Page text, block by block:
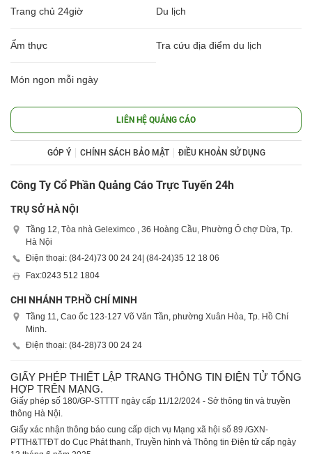
Trang chủ 24giờ Du lịch
Ẩm thực Tra cứu địa điểm du lịch
Món ngon mỗi ngày
LIÊN HỆ QUẢNG CÁO
GÓP Ý CHÍNH SÁCH BẢO MẬT ĐIỀU KHOẢN SỬ DỤNG
Công Ty Cổ Phần Quảng Cáo Trực Tuyến 24h
TRỤ SỞ HÀ NỘI
Tầng 12, Tòa nhà Geleximco , 36 Hoàng Cầu, Phường Ô chợ Dừa, Tp.
Hà Nội
Điện thoại: (84-24)73 00 24 24| (84-24)35 12 18 06
Fax:0243 512 1804
CHI NHÁNH TP.HỒ CHÍ MINH
Tầng 11, Cao ốc 123-127 Võ Văn Tần, phường Xuân Hòa, Tp. Hồ Chí
Minh.
Điện thoại: (84-28)73 00 24 24
GIẤY PHÉP THIẾT LẬP TRANG THÔNG TIN ĐIỆN TỬ TỔNG
HỢP TRÊN MẠNG.
Giấy phép số 180/GP-STTTT ngày cấp 11/12/2024 - Sở thông tin và truyền
thông Hà Nội.
Giấy xác nhận thông báo cung cấp dịch vụ Mạng xã hội số 89 /GXN-
PTTH&TTĐT do Cục Phát thanh, Truyền hình và Thông tin Điện tử cấp ngày